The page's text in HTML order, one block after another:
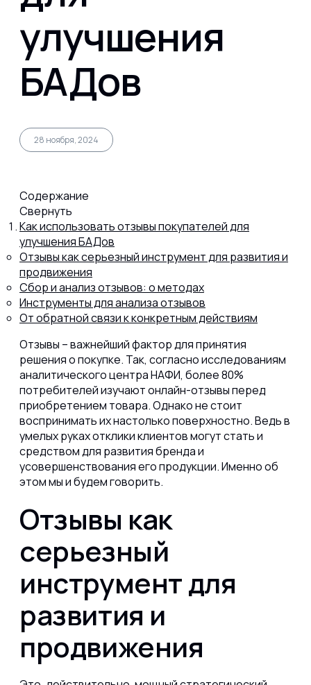
Капсул
Коллагена
Протеина
Каталог
Статьи
8 (800) 302-77-51ПЕРЕЗВОНИТЬ ВАМ?
улучшения
БАДов
28 ноября, 2024
Содержание
Свернуть
Как использовать отзывы покупателей для
улучшения БАДов
Отзывы как серьезный инструмент для развития и
продвижения
Сбор и анализ отзывов: о методах
Инструменты для анализа отзывов
От обратной связи к конкретным действиям
Отзывы – важнейший фактор для принятия
решения о покупке. Так, согласно исследованиям
аналитического центра НАФИ, более 80%
потребителей изучают онлайн-отзывы перед
приобретением товара. Однако не стоит
воспринимать их настолько поверхностно. Ведь в
умелых руках отклики клиентов могут стать и
средством для развития бренда и
усовершенствования его продукции. Именно об
этом мы и будем говорить.
Отзывы как
серьезный
инструмент для
развития и
продвижения